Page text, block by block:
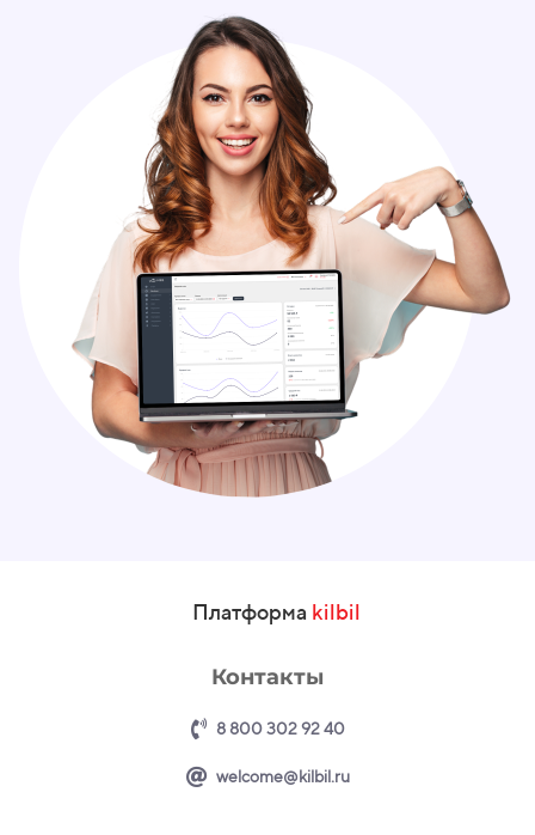
Платформа kilbil
Контакты
8 800 302 92 40
welcome@kilbil.ru